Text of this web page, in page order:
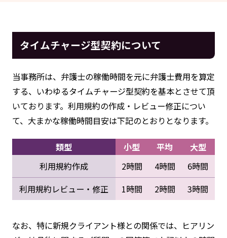
タイムチャージ型契約について
当事務所は、弁護士の稼働時間を元に弁護士費用を算定
する、いわゆるタイムチャージ型契約を基本とさせて頂
いております。利用規約の作成・レビュー修正につい
て、大まかな稼働時間目安は下記のとおりとなります。
類型 小型 平均
大型
利用規約作成
2時間 4時間
6時間
利用規約レビュー・修正
1時間 2時間 3時間
なお、特に新規クライアント様との関係では、ヒアリン